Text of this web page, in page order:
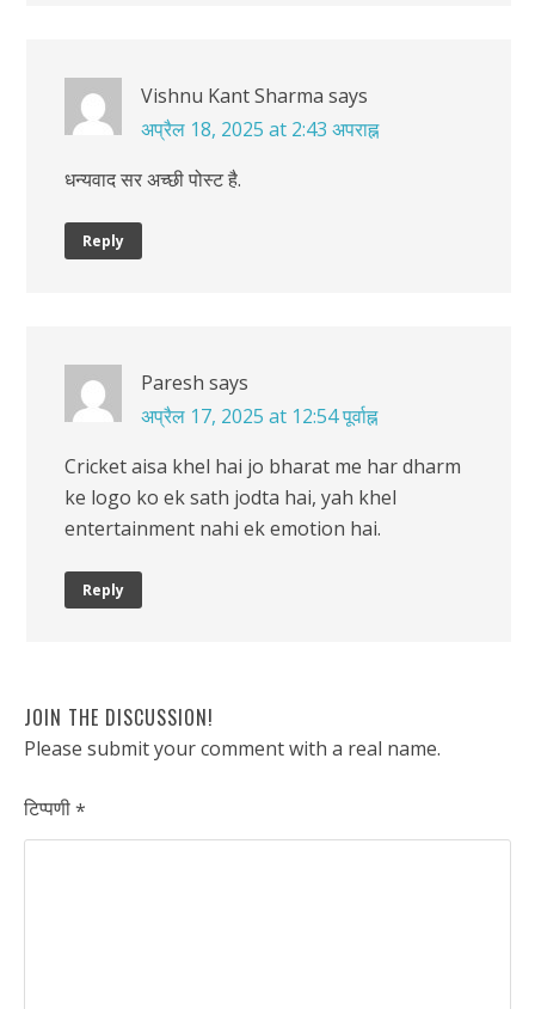
Vishnu Kant Sharma says
अप्रैल 18, 2025 at 2:43 अपराह्न
धन्यवाद सर अच्छी पोस्ट है.
Reply
Paresh says
अप्रैल 17, 2025 at 12:54 पूर्वाह्न
Cricket aisa khel hai jo bharat me har dharm
ke logo ko ek sath jodta hai, yah khel
entertainment nahi ek emotion hai.
Reply
JOIN THE DISCUSSION!
Please submit your comment with a real name.
टिप्पणी*